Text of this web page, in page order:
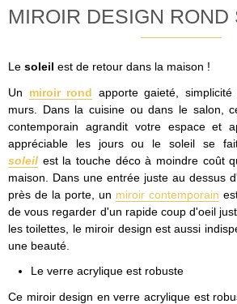
MIROIR DESIGN ROND
Le soleil est de retour dans la maison !
Un miroir rond apporte gaieté,
murs. Dans la cuisine ou dans le salon,
contemporain agrandit votre espace et
appréciable les jours ou le soleil se
soleil est la touche déco à moindre coût
maison. Dans une entrée juste au dessus
près de la porte, un miroir contemporain
de vous regarder d'un rapide coup d'oeil
les toilettes, le miroir design est aussi
une beauté.
Le verre acrylique est robuste
Ce miroir design en verre acrylique est